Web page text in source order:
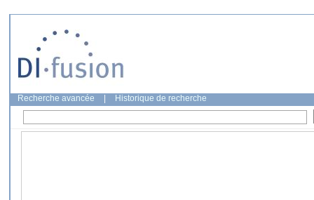
Recherche avancée Historique de recherche